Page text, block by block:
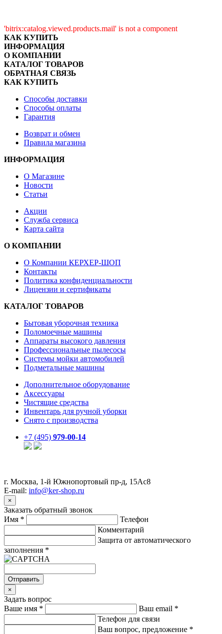
'bitrix:catalog.viewed.products.mail' is not a component
КАК КУПИТЬ
ИНФОРМАЦИЯ
О КОМПАНИИ
КАТАЛОГ ТОВАРОВ
ОБРАТНАЯ СВЯЗЬ
КАК КУПИТЬ
Способы доставки
Способы оплаты
Гарантия
Возврат и обмен
Правила магазина
ИНФОРМАЦИЯ
О Магазине
Новости
Статьи
Акции
Служба сервиса
Карта сайта
О КОМПАНИИ
О Компании КЕРХЕР-ШОП
Контакты
Политика конфиденциальности
Лицензии и сертификаты
КАТАЛОГ ТОВАРОВ
Бытовая уборочная техника
Поломоечные машины
Аппараты высокого давления
Профессиональные пылесосы
Системы мойки автомобилей
Подметальные машины
Дополнительное оборудование
Аксессуары
Чистящие средства
Инвентарь для ручной уборки
Снято с производства
+7 (495) 979-00-14
г. Москва, 1-й Южнопортовый пр-д, 15Ас8
E-mail: info@ker-shop.ru
×
Заказать обратный звонок
Имя *
Телефон
Комментарий
Защита от автоматического
заполнения *
Отправить
×
Задать вопрос
Ваше имя * Ваш email *
Телефон для связи
Ваш вопрос, предложение *